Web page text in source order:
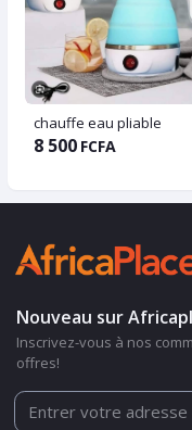
chauffe eau pliable
8 500 FCFA
Nouveau sur
Inscrivez-vous à nos
offres!